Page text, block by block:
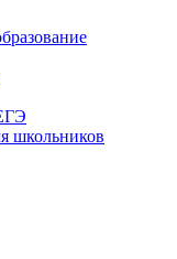
школьников